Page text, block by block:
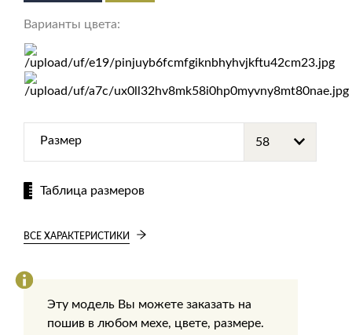
Варианты цвета:
Размер
Таблица размеров
ВСЕ ХАРАКТЕРИСТИКИ
Эту модель Вы можете заказать на
пошив в любом мехе, цвете, размере.